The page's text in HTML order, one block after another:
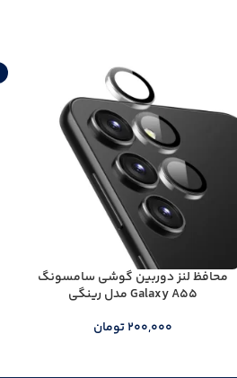
محافظ لنز دوربین گوشی سامسونگ
Galaxy A55 مدل رینگی
200,000تومان